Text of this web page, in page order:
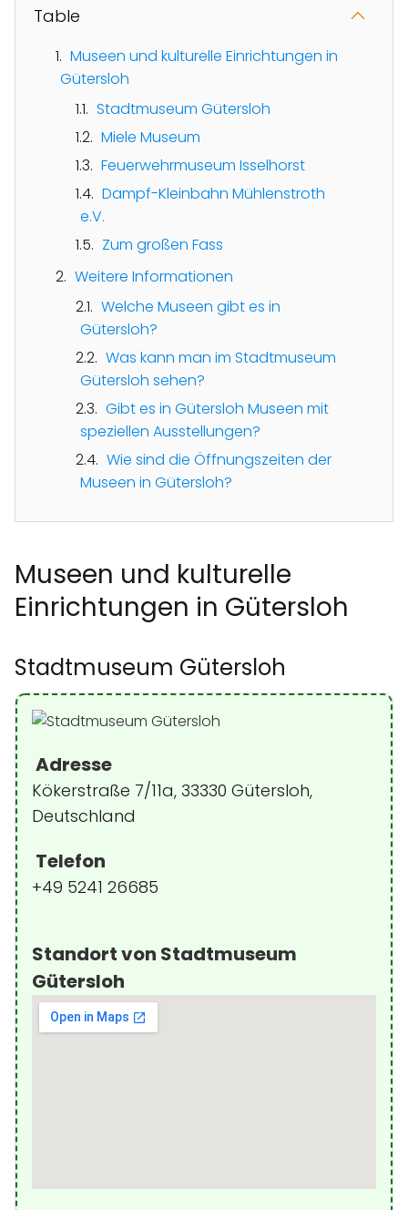
Table
Museen und kulturelle Einrichtungen in
Gütersloh
Stadtmuseum Gütersloh
Miele Museum
Feuerwehrmuseum Isselhorst
Dampf-Kleinbahn Mühlenstroth
e.V.
Zum großen Fass
Weitere Informationen
Welche Museen gibt es in
Gütersloh?
Was kann man im Stadtmuseum
Gütersloh sehen?
Gibt es in Gütersloh Museen mit
speziellen Ausstellungen?
Wie sind die Öffnungszeiten der
Museen in Gütersloh?
Museen und kulturelle
Einrichtungen in Gütersloh
Stadtmuseum Gütersloh
Adresse
Kökerstraße 7/11a, 33330 Gütersloh,
Deutschland
Telefon
+49 5241 26685
Standort von Stadtmuseum
Gütersloh